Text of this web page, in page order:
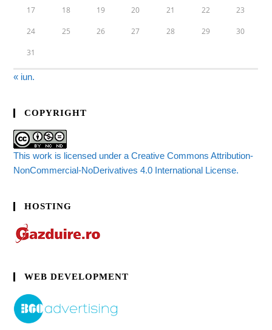
17 18 19 20 21 22 23
24 25 26 27 28 29 30
31
« iun.
COPYRIGHT
This work is licensed under a Creative Commons Attribution-
NonCommercial-NoDerivatives 4.0 International License.
HOSTING
WEB DEVELOPMENT